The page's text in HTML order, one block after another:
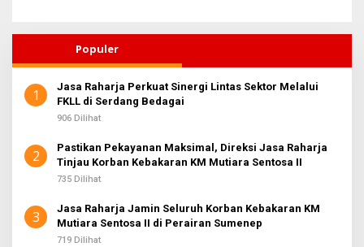
Populer
1
Jasa Raharja Perkuat Sinergi Lintas Sektor Melalui
FKLL di Serdang Bedagai
906 Dilihat
2
Pastikan Pekayanan Maksimal, Direksi Jasa Raharja
Tinjau Korban Kebakaran KM Mutiara Sentosa II
735 Dilihat
3
Jasa Raharja Jamin Seluruh Korban Kebakaran KM
Mutiara Sentosa II di Perairan Sumenep
719 Dilihat